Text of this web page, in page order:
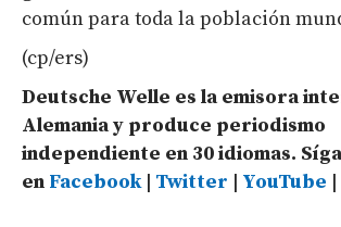
común para toda la población
(cp/ers)
Deutsche Welle es la emisora
Alemania y produce periodismo
independiente en 30 idiomas.
en Facebook| Twitter | YouTube |